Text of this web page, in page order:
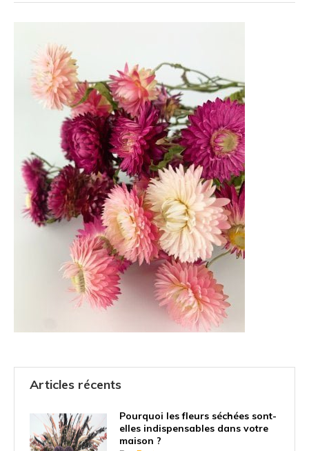
Articles récents
Pourquoi les fleurs séchées sont-
elles indispensables dans votre
maison ?